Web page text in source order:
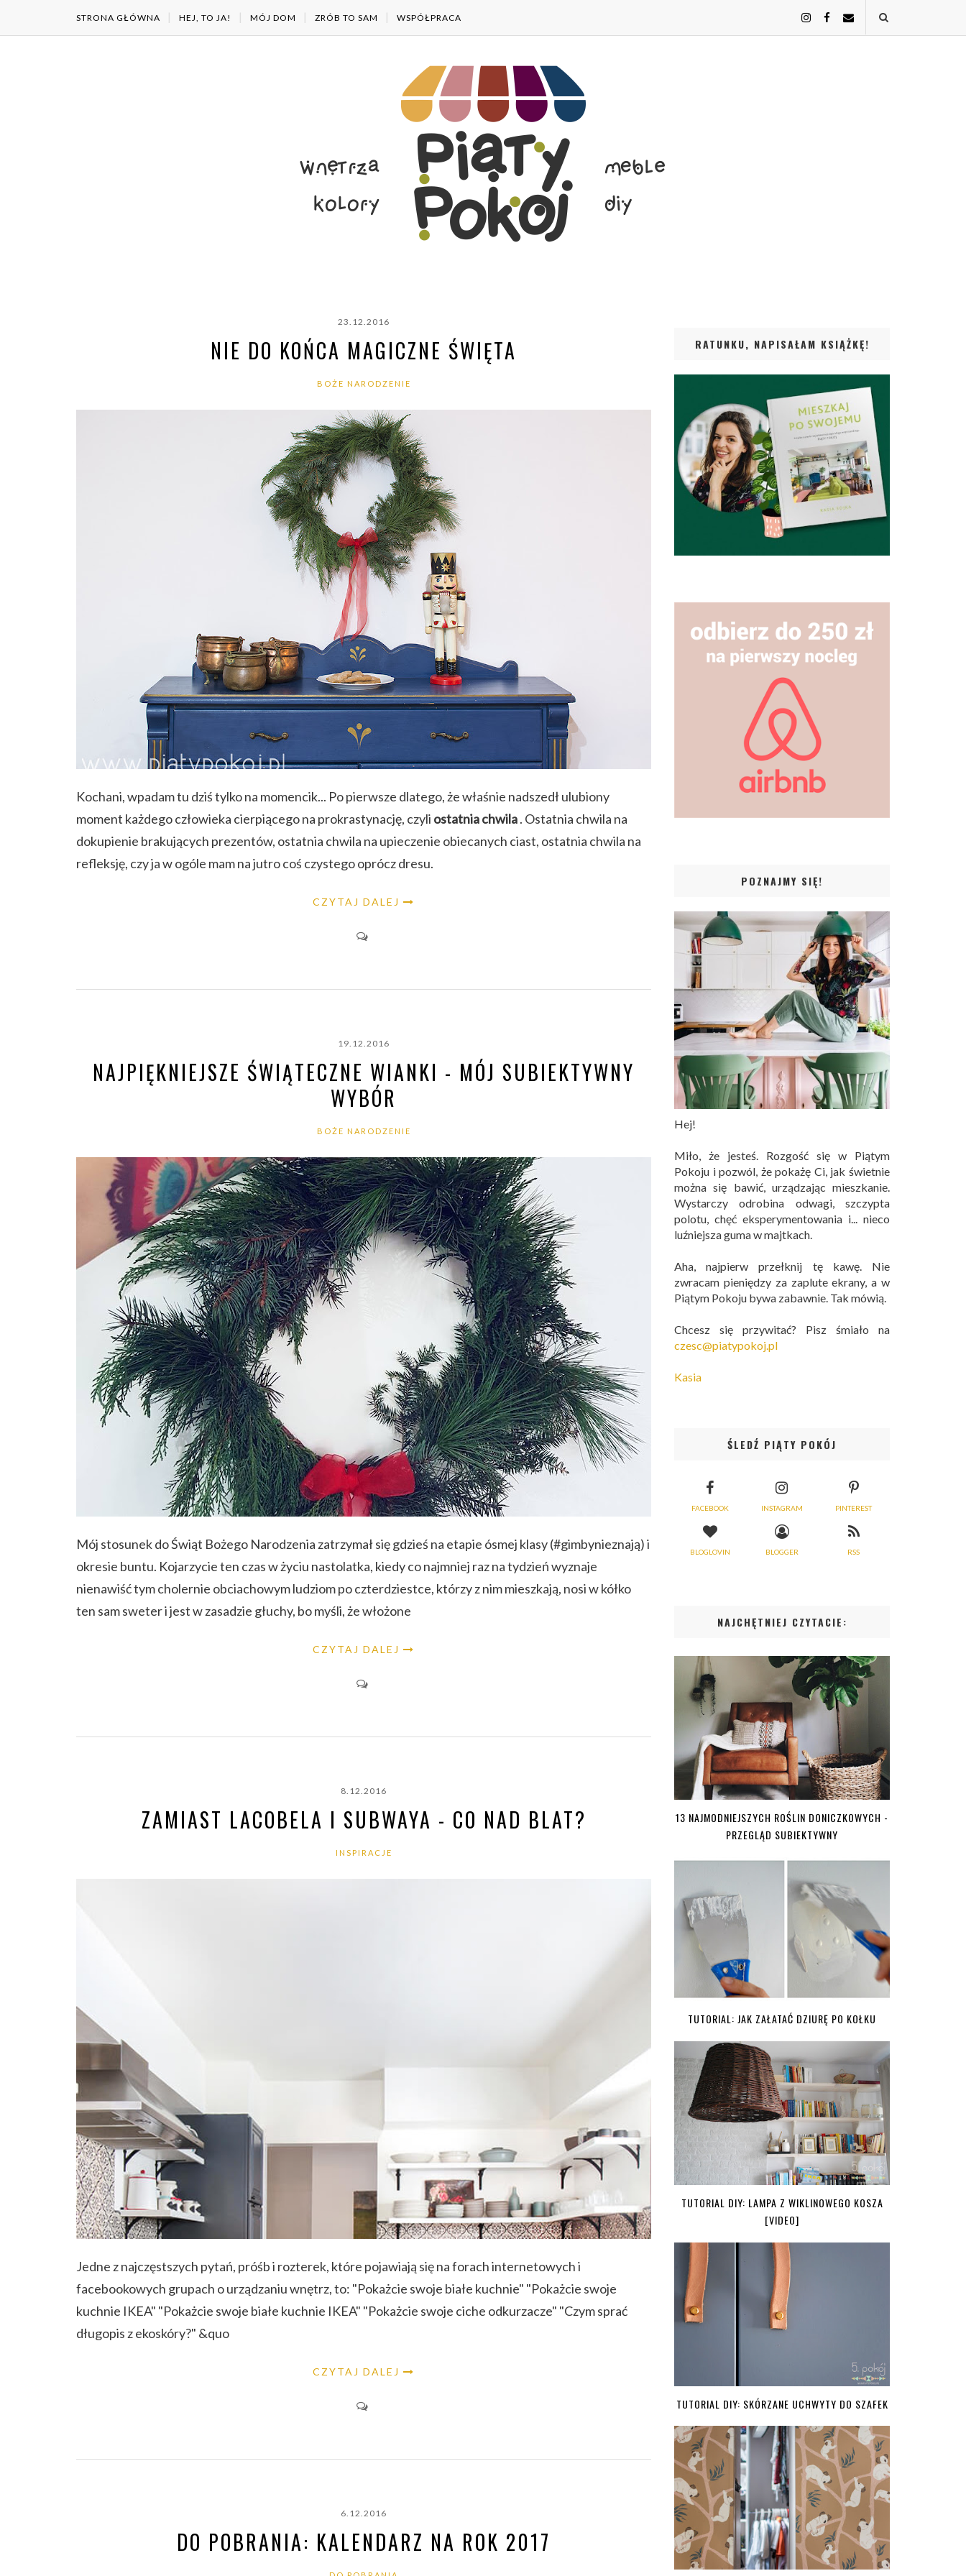
STRONA GŁÓWNA HEJ, TO JA! MÓJ DOM ZRÓB TO SAM WSPÓŁPRACA
23.12.2016
NIE DO KOŃCA MAGICZNE ŚWIĘTA
BOŻE NARODZENIE
Kochani, wpadam tu dziś tylko na momencik... Po pierwsze dlatego, że właśnie nadszedł ulubiony
moment każdego człowieka cierpiącego na prokrastynację, czyli ostatnia chwila. Ostatnia chwila na
dokupienie brakujących prezentów, ostatnia chwila na upieczenie obiecanych ciast, ostatnia chwila na
refleksję, czy ja w ogóle mam na jutro coś czystego oprócz dresu.
CZYTAJ DALEJ
19.12.2016
NAJPIĘKNIEJSZE ŚWIĄTECZNE WIANKI - MÓJ SUBIEKTYWNY
WYBÓR
BOŻE NARODZENIE
Mój stosunek do Świąt Bożego Narodzenia zatrzymał się gdzieś na etapie ósmej klasy (#gimbynieznają) i
okresie buntu. Kojarzycie ten czas w życiu nastolatka, kiedy co najmniej raz na tydzień wyznaje
nienawiść tym cholernie obciachowym ludziom po czterdziestce, którzy z nim mieszkają, nosi w kółko
ten sam sweter i jest w zasadzie głuchy, bo myśli, że włożone
CZYTAJ DALEJ
8.12.2016
ZAMIAST LACOBELA I SUBWAYA - CO NAD BLAT?
INSPIRACJE
Jedne z najczęstszych pytań, próśb i rozterek, które pojawiają się na forach internetowych i
facebookowych grupach o urządzaniu wnętrz, to: "Pokażcie swoje białe kuchnie" "Pokażcie swoje
kuchnie IKEA" "Pokażcie swoje białe kuchnie IKEA" "Pokażcie swoje ciche odkurzacze" "Czym sprać
długopis z ekoskóry?" &quo
CZYTAJ DALEJ
6.12.2016
DO POBRANIA: KALENDARZ NA ROK 2017
RATUNKU, NAPISAŁAM KSIĄŻKĘ!
POZNAJMY SIĘ!
Hej!
Miło, że jesteś. Rozgość się w Piątym
Pokoju i pozwól, że pokażę Ci, jak świetnie
można się bawić, urządzając mieszkanie.
Wystarczy odrobina odwagi, szczypta
polotu, chęć eksperymentowania i... nieco
luźniejsza guma w majtkach.
Aha, najpierw przełknij tę kawę. Nie
zwracam pieniędzy za zaplute ekrany, a w
Piątym Pokoju bywa zabawnie. Tak mówią.
Chcesz się przywitać? Pisz śmiało na
czesc@piatypokoj.pl
Kasia
ŚLEDŹ PIĄTY POKÓJ
FACEBOOK INSTAGRAM PINTEREST
BLOGLOVIN BLOGGER RSS
NAJCHĘTNIEJ CZYTACIE:
13 NAJMODNIEJSZYCH ROŚLIN DONICZKOWYCH -
PRZEGLĄD SUBIEKTYWNY
TUTORIAL: JAK ZAŁATAĆ DZIURĘ PO KOŁKU
TUTORIAL DIY: LAMPA Z WIKLINOWEGO KOSZA
[VIDEO]
TUTORIAL DIY: SKÓRZANE UCHWYTY DO SZAFEK